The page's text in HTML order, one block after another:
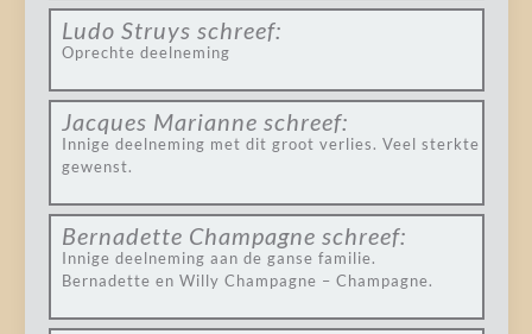
Ludo Struys schreef:
Oprechte deelneming
Jacques Marianne schreef:
Innige deelneming met dit groot verlies. Veel sterkte
gewenst.
Bernadette Champagne schreef:
Innige deelneming aan de ganse familie.
Bernadette en Willy Champagne – Champagne.